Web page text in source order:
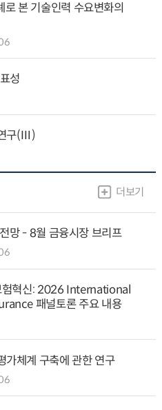
본 기술인력 수요변화의
성
구(Ⅲ)
더보기
망 - 8월 금융시장 브리프
험혁신: 2026 International
패널토론 주요 내용
가체계 구축에 관한 연구